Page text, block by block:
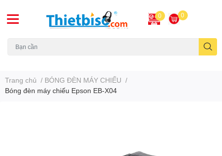
0 0
Trang chủ / BÓNG ĐÈN MÁY CHIẾU /
Bóng đèn máy chiếu Epson EB-X04